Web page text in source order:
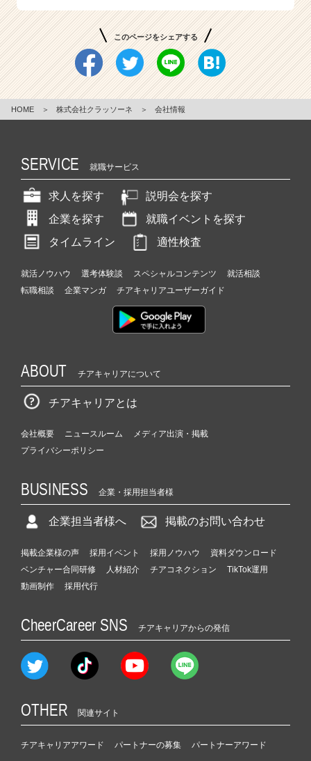
このページをシェアする
HOME ＞ 株式会社クラッソーネ ＞ 会社情報
SERVICE 就職サービス
求人を探す
説明会を探す
企業を探す
就職イベントを探す
タイムライン
適性検査
就活ノウハウ 選考体験談 スペシャルコンテンツ
就活相談
転職相談
企業マンガ チアキャリアユーザーガイド
ABOUT チアキャリアについて
チアキャリアとは
会社概要 ニュースルーム
メディア出演・掲載
プライバシーポリシー
BUSINESS 企業・採用担当者様
企業担当者様へ 掲載のお問い合わせ
掲載企業様の声 採用イベント 採用ノウハウ
資料ダウンロード
ベンチャー合同研修
人材紹介 チアコネクション
TikTok運用
動画制作
採用代行
CheerCareer SNS チアキャリアからの発信
OTHER 関連サイト
チアキャリアアワード パートナーの募集 パートナーアワード